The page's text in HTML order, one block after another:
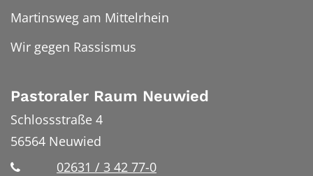
Martinsweg am Mittelrhein
Wir gegen Rassismus
Pastoraler Raum Neuwied
Schlossstraße 4
56564 Neuwied
02631 / 3 42 77-0